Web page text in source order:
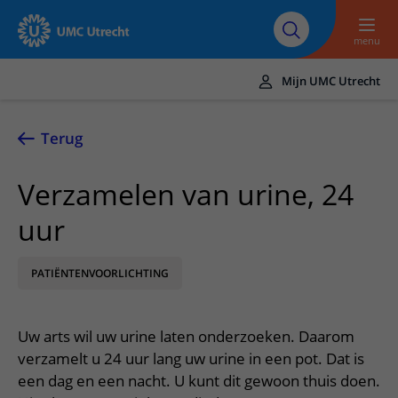
Naar hoofdinhoud
Over UMC
Utrecht
Research
Werken bij het UMC
Utrecht
menu
UMC Utrecht
Zorg en behandeling
Ziekten en aandoeningen
Behandelingen
Verpleegafdelingen
Onze zorgverleners
Afspraak en opname
Afspraak maken of wijzigen
Opname in het ziekenhuis
Voorbereiding op uw afspraak
Winkels en restaurants
Spoed
Contactgegevens
Verwijzers
Patiënt verwijzen
Mijn UMC Utrecht
Terug
Verzamelen van urine, 24
uur
PATIËNTENVOORLICHTING
Uw arts wil uw urine laten onderzoeken. Daarom
verzamelt u 24 uur lang uw urine in een pot. Dat is
een dag en een nacht. U kunt dit gewoon thuis doen.